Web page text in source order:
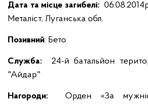
Дата та місце загибелі:
Металіст, Луганська обл.
Позивний: Бето
Служба:
24-й батальйон
"Айдар"
Нагороди:
Орден «За